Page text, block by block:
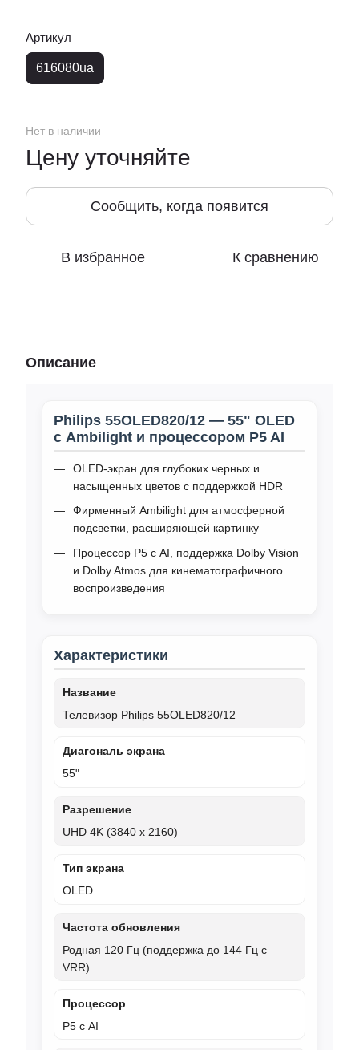
Артикул
616080ua
Нет в наличии
Цену уточняйте
Сообщить, когда появится
В избранное К сравнению
Описание
Philips 55OLED820/12 — 55" OLED
с Ambilight и процессором P5 AI
OLED-экран для глубоких черных и
насыщенных цветов с поддержкой HDR
Фирменный Ambilight для атмосферной
подсветки, расширяющей картинку
Процессор P5 с AI, поддержка Dolby Vision
и Dolby Atmos для кинематографичного
воспроизведения
Характеристики
Название
Телевизор Philips 55OLED820/12
Диагональ экрана
55"
Разрешение
UHD 4K (3840 x 2160)
Тип экрана
OLED
Частота обновления
Родная 120 Гц (поддержка до 144 Гц с
VRR)
Процессор
P5 с AI